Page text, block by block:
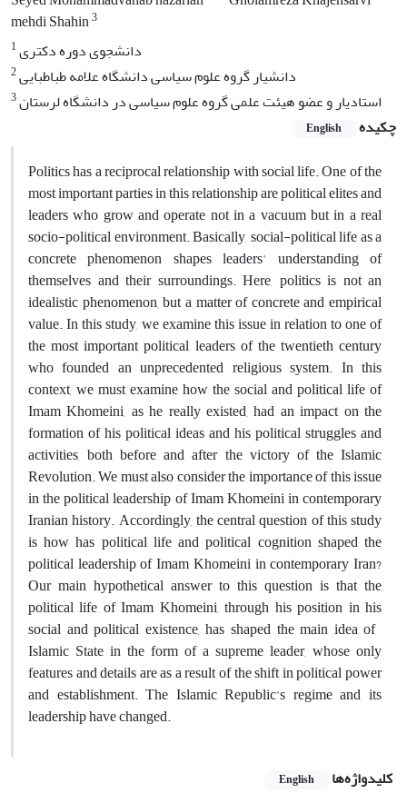
mehdi Shahin3
1دانشجوی دوره دکتری
2دانشیار گروه علوم سیاسی دانشگاه علامه طباطبایی
3استادیار و عضو هیئت علمی گروه علوم سیاسی در دانشگاه لرستان
چکیده
English
Politics has a reciprocal relationship with social life. One of the
most important parties in this relationship are political elites and
leaders who grow and operate not in a vacuum but in a real
socio-political environment. Basically, social-political life as a
concrete phenomenon shapes leaders' understanding of
themselves and their surroundings. Here, politics is not an
idealistic phenomenon, but a matter of concrete and empirical
value. In this study, we examine this issue in relation to one of
the most important political leaders of the twentieth century
who founded an unprecedented religious system. In this
context, we must examine how the social and political life of
Imam Khomeini, as he really existed, had an impact on the
formation of his political ideas and his political struggles and
activities, both before and after the victory of the Islamic
Revolution. We must also consider the importance of this issue
in the political leadership of Imam Khomeini in contemporary
Iranian history. Accordingly, the central question of this study
is how has political life and political cognition shaped the
political leadership of Imam Khomeini in contemporary Iran?
Our main hypothetical answer to this question is that the
political life of Imam Khomeini, through his position in his
social and political existence, has shaped the main idea of ​​
Islamic State in the form of a supreme leader, whose only
features and details are as a result of the shift in political power
and establishment. The Islamic Republic's regime and its
leadership have changed.
کلیدواژه‌ها English